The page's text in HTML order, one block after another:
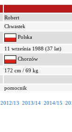
Robert
Chwastek
Polska
11 września 1988 (37 lat)
Chorzów
172 cm / 69 kg
pomocnik
2012/13 2013/14 2014/15